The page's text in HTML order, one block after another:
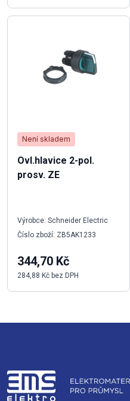
Není skladem
Ovl.hlavice 2-pol.
prosv. ZE
Výrobce: Schneider Electric
Číslo zboží: ZB5AK1233
344,70 Kč
284,88 Kč bez DPH